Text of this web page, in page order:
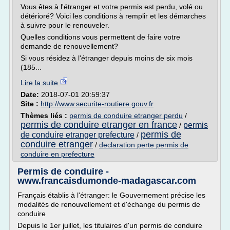
Vous êtes à l'étranger et votre permis est perdu, volé ou
détérioré? Voici les conditions à remplir et les démarches
à suivre pour le renouveler.
Quelles conditions vous permettent de faire votre
demande de renouvellement?
Si vous résidez à l'étranger depuis moins de six mois
(185...
Lire la suite
Date: 2018-07-01 20:59:37
Site : http://www.securite-routiere.gouv.fr
Thèmes liés : permis de conduire etranger perdu /
permis de conduire etranger en france / permis
de conduire etranger prefecture / permis de
conduire etranger / declaration perte permis de
conduire en prefecture
Permis de conduire -
www.francaisdumonde-madagascar.com
Français établis à l'étranger: le Gouvernement précise les
modalités de renouvellement et d'échange du permis de
conduire
Depuis le 1er juillet, les titulaires d'un permis de conduire